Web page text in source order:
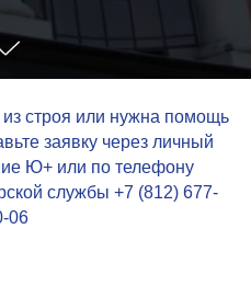
строя или нужна помощь
заявку через личный
Ю+ или по телефону
службы +7 (812) 677-
06